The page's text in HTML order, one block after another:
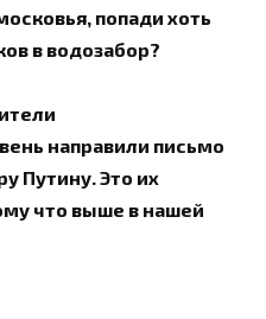
попади хоть
в водозабор?
направили письмо
Путину. Это их
что выше в нашей